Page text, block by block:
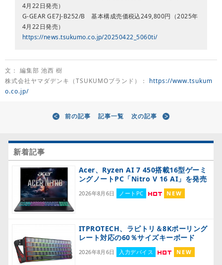
4月22日発売）
G-GEAR GE7J-B252/B 基本構成売価税込249,800円（2025年
4月22日発売）
https://news.tsukumo.co.jp/20250422_5060ti/
文： 編集部 池西 樹
株式会社ヤマダデンキ（TSUKUMOブランド）： https://www.tsukum
o.co.jp/
前の記事 記事一覧 次の記事
新着記事
Acer、Ryzen AI 7 450搭載16型ゲーミ
ングノートPC「Nitro V 16 AI」を発売
2026年8月6日 ノートPC NEW
ITPROTECH、ラピトリ＆8Kポーリング
レート対応の60％サイズキーボード
2026年8月6日 入力デバイス NEW